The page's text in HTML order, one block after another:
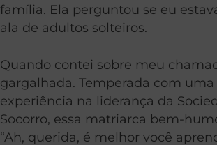
família. Ela perguntou se eu
ala de adultos solteiros.
Quando contei sobre meu
gargalhada. Temperada com
experiência na liderança da
Socorro, essa matriarca bem-
“Ah, querida, é melhor você